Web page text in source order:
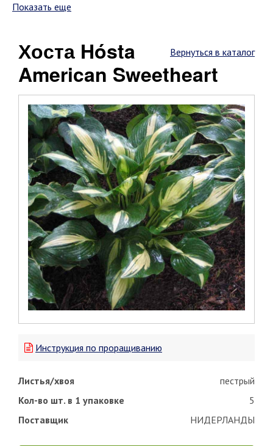
Показать еще
Вернуться в каталог
Хоста Hósta
American Sweetheart
Инструкция по проращиванию
Листья/хвоя
пестрый
Кол-во шт. в 1 упаковке
5
Поставщик
НИДЕРЛАНДЫ